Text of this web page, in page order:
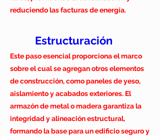
reduciendo las facturas de energía.
Estructuración
Este paso esencial proporciona el marco
sobre el cual se agregan otros elementos
de construcción, como paneles de yeso,
aislamiento y acabados exteriores. El
armazón de metal o madera garantiza la
integridad y alineación estructural,
formando la base para un edificio seguro y